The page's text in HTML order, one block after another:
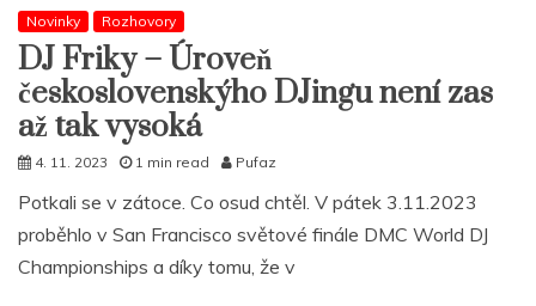
Novinky Rozhovory
DJ Friky – Úroveň
československýho DJingu není zas
až tak vysoká
4. 11. 2023 1 min read Pufaz
Potkali se v zátoce. Co osud chtěl. V pátek 3.11.2023
proběhlo v San Francisco světové finále DMC World DJ
Championships a díky tomu, že v